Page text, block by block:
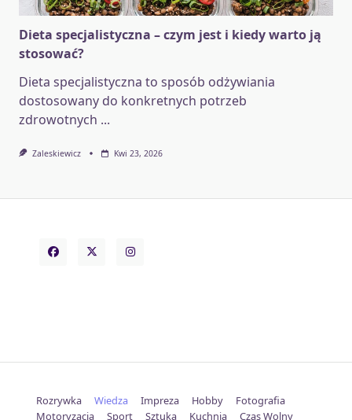
Dieta specjalistyczna – czym jest i kiedy warto ją
stosować?
Dieta specjalistyczna to sposób odżywiania
dostosowany do konkretnych potrzeb
zdrowotnych ...
Zaleskiewicz Kwi 23, 2026
Rozrywka Wiedza Impreza Hobby
Fotografia
Motoryzacja
Sport Sztuka Kuchnia Czas Wolny